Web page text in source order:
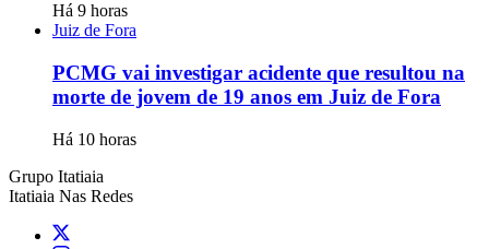
Há 9 horas
Juiz de Fora
PCMG vai investigar acidente que resultou na
morte de jovem de 19 anos em Juiz de Fora
Há 10 horas
Grupo Itatiaia
Itatiaia Nas Redes